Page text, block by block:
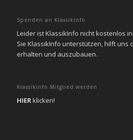
Spenden an KlassikInfo
Leider ist KlassikInfo nicht kostenlos
Sie KlassikInfo unterstützen, hilft uns
erhalten und auszubauen.
Klassikinfo Mitglied werden
HIERklicken!